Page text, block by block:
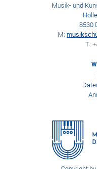
Musik- und
8530
M:
T: